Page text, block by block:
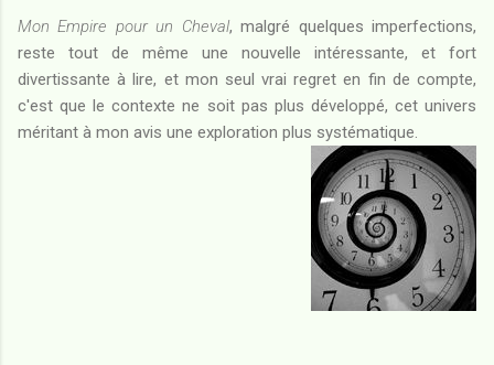
Mon Empire pour un Cheval, malgré quelques imperfections,
reste tout de même une nouvelle intéressante, et fort
divertissante à lire, et mon seul vrai regret en fin de compte,
c'est que le contexte ne soit pas plus développé, cet univers
méritant à mon avis une exploration plus systématique.